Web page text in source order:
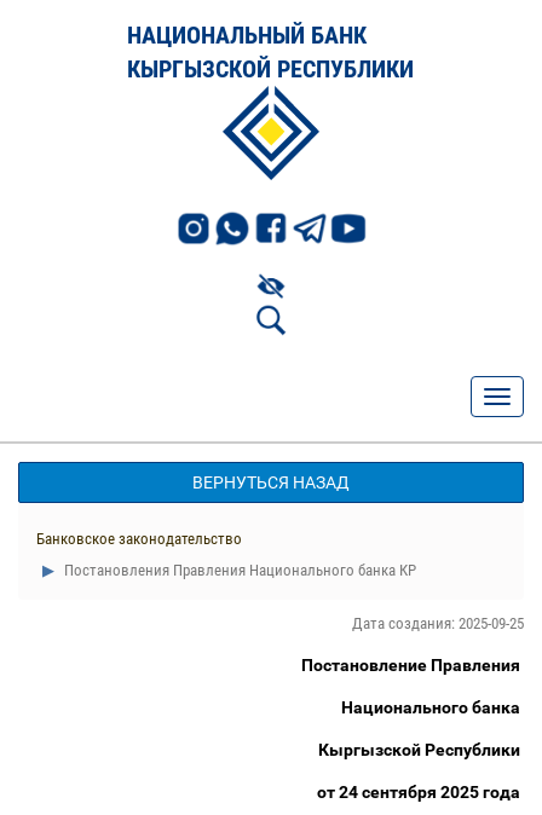
НАЦИОНАЛЬНЫЙ БАНК
КЫРГЫЗСКОЙ РЕСПУБЛИКИ
ВЕРНУТЬСЯ НАЗАД
Банковское законодательство
Постановления Правления Национального банка КР
Дата создания: 2025-09-25
Постановление Правления
Национального банка
Кыргызской Республики
от 24 сентября 2025 года